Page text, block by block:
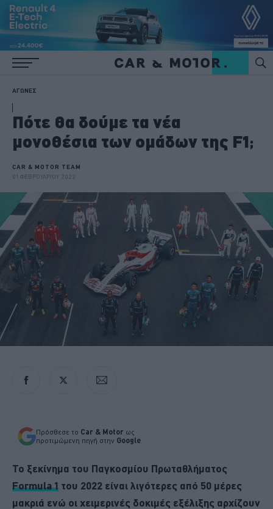
ΑΓΩΝΕΣ
Πότε θα δούμε τα νέα
μονοθέσια των ομάδων της F1;
CAR & MOTOR TEAM
01 ΦΕΒΡΟΥΑΡΙΟΥ 2022
Πρόσθεσε το Car & Motor ως
προτιμώμενη πηγή στην Google
Το ξεκίνημα του Παγκοσμίου Πρωταθλήματος
Formula 1 του 2022 είναι λιγότερες από 50 μέρες
μακριά ενώ οι χειμερινές δοκιμές εξέλιξης αρχίζουν